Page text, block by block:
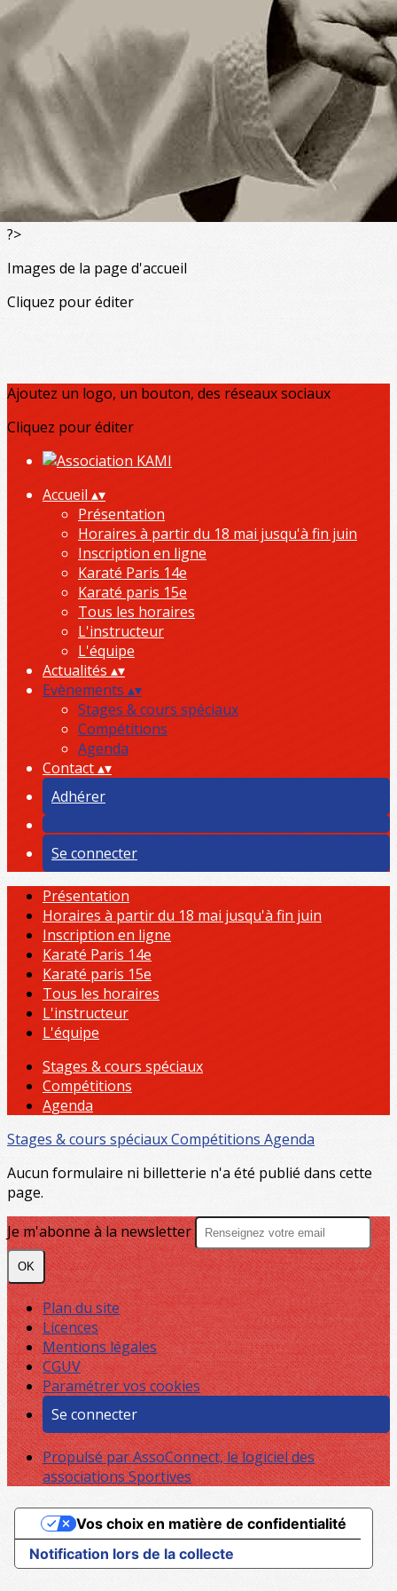
Exporter les lignes sélectionnées
Exporter toutes les colonnes
Exporter uniquement les colonnes affichées
Menu
Stages & cours spéciaux
Compétitions
Agenda
?>
Images de la page d'accueil
Cliquez pour éditer
Ajoutez un logo, un bouton, des réseaux sociaux
Cliquez pour éditer
Accueil ▴▾
Présentation
Horaires à partir du 18 mai jusqu'à fin juin
Inscription en ligne
Karaté Paris 14e
Karaté paris 15e
Tous les horaires
L'instructeur
L'équipe
Actualités ▴▾
Evènements ▴▾
Stages & cours spéciaux
Compétitions
Agenda
Contact▴▾
Adhérer
Se connecter
Présentation
Horaires à partir du 18 mai jusqu'à fin juin
Inscription en ligne
Karaté Paris 14e
Karaté paris 15e
Tous les horaires
L'instructeur
L'équipe
Stages & cours spéciaux
Compétitions
Agenda
Stages & cours spéciauxCompétitions Agenda
Aucun formulaire ni billetterie n'a été publié dans cette
page.
Je m'abonne à la newsletter
OK
Plan du site
Licences
Mentions légales
CGUV
Paramétrer vos cookies
Se connecter
Propulsé par AssoConnect, le logiciel des
associations Sportives
Notification lors de la collecte
Vos choix en matière de confidentialité